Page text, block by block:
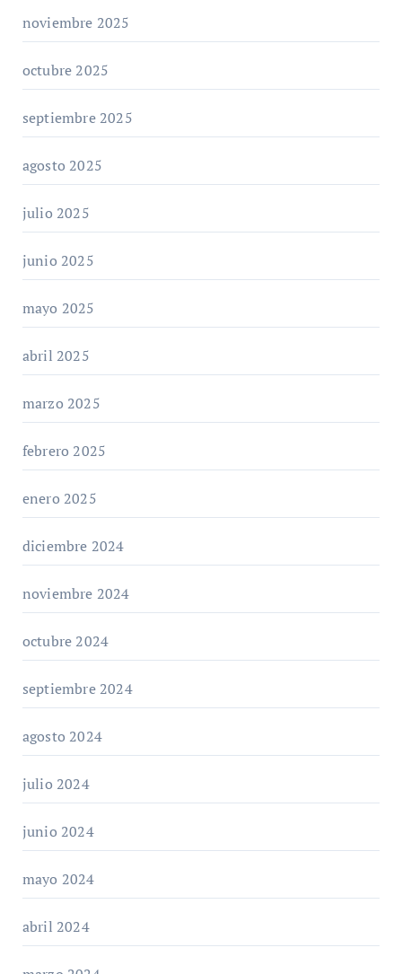
noviembre 2025
octubre 2025
septiembre 2025
agosto 2025
julio 2025
junio 2025
mayo 2025
abril 2025
marzo 2025
febrero 2025
enero 2025
diciembre 2024
noviembre 2024
octubre 2024
septiembre 2024
agosto 2024
julio 2024
junio 2024
mayo 2024
abril 2024